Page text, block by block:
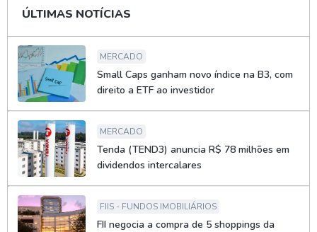
ÚLTIMAS NOTÍCIAS
MERCADO
Small Caps ganham novo índice na B3, com
direito a ETF ao investidor
MERCADO
Tenda (TEND3) anuncia R$ 78 milhões em
dividendos intercalares
FIIS - FUNDOS IMOBILIÁRIOS
FII negocia a compra de 5 shoppings da